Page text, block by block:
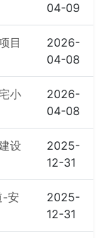
04-09
目
2026-
04-08
小
2026-
04-08
设
2025-
12-31
-安
2025-
12-31